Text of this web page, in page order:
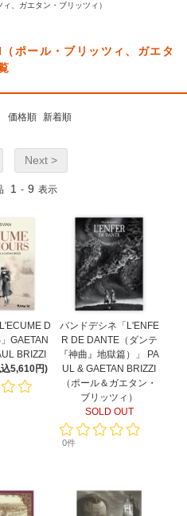
、ガエタン・ブリッツィ）
ポール・ブリッツィ、ガエタ
価格順 新着順
Next >
1 - 9 表示
D
GAETAN
BRIZZI
5,610円)
バンドデシネ「L'ENFE
R DE DANTE（ダンテ
『神曲』地獄篇）」 PA
UL & GAETAN BRIZZI
（ポール＆ガエタン・
ブリッツィ）
SOLD OUT
0件